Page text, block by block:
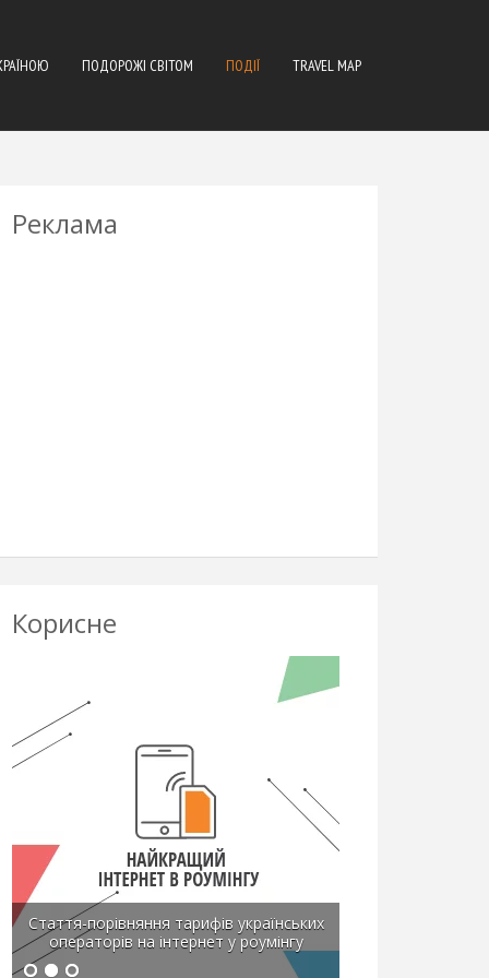
ПОДОРОЖІ СВІТОМ ПОДІЇ TRAVEL MAP
Реклама
Корисне
Стаття-порівняння тарифів українських
операторів на інтернет у роумінгу